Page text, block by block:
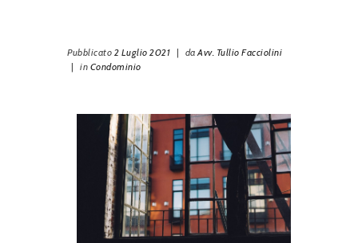
Pubblicato 2 Luglio 2021 | daAvv. Tullio Facciolini
| in Condominio